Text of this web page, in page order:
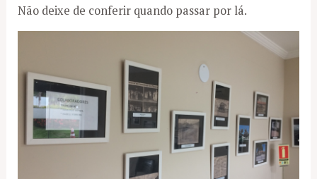
Não deixe de conferir quando passar por lá.